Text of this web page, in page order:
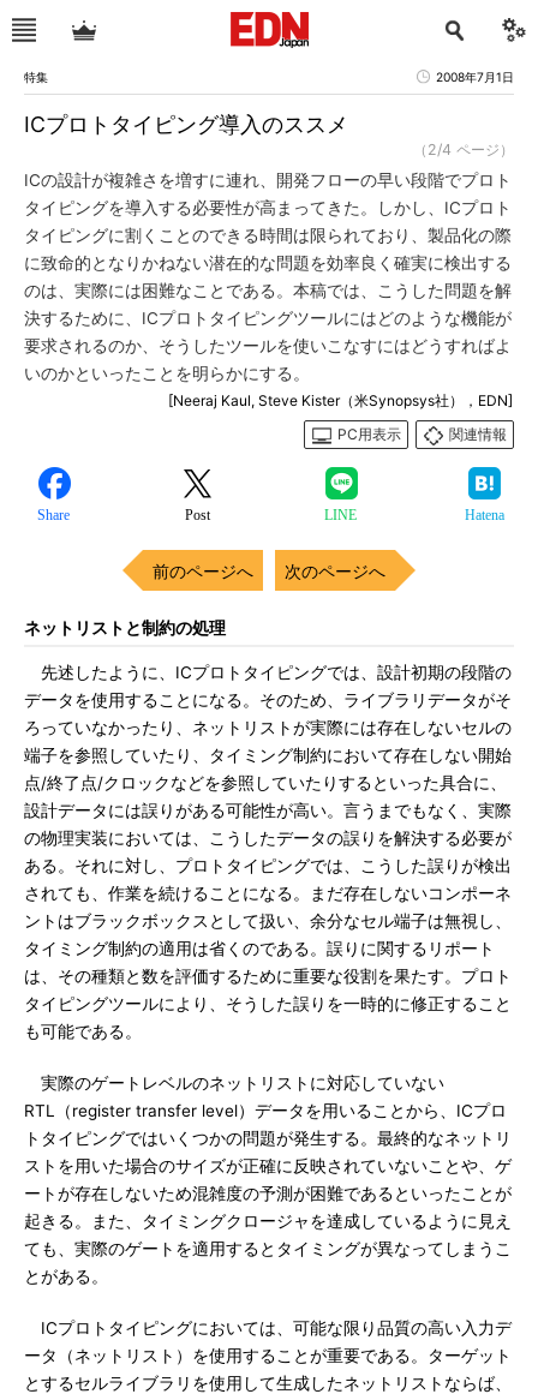
特集 2008年7月1日
ICプロトタイピング導入のススメ
（2/4 ページ）
ICの設計が複雑さを増すに連れ、開発フローの早い段階でプロト
タイピングを導入する必要性が高まってきた。しかし、ICプロト
タイピングに割くことのできる時間は限られており、製品化の際
に致命的となりかねない潜在的な問題を効率良く確実に検出する
のは、実際には困難なことである。本稿では、こうした問題を解
決するために、ICプロトタイピングツールにはどのような機能が
要求されるのか、そうしたツールを使いこなすにはどうすればよ
いのかといったことを明らかにする。
[Neeraj Kaul, Steve Kister（米Synopsys社），EDN]
PC用表示
関連情報
Share Post LINE Hatena
前のページへ 次のページへ
ネットリストと制約の処理
先述したように、ICプロトタイピングでは、設計初期の段階の
データを使用することになる。そのため、ライブラリデータがそ
ろっていなかったり、ネットリストが実際には存在しないセルの
端子を参照していたり、タイミング制約において存在しない開始
点/終了点/クロックなどを参照していたりするといった具合に、
設計データには誤りがある可能性が高い。言うまでもなく、実際
の物理実装においては、こうしたデータの誤りを解決する必要が
ある。それに対し、プロトタイピングでは、こうした誤りが検出
されても、作業を続けることになる。まだ存在しないコンポーネ
ントはブラックボックスとして扱い、余分なセル端子は無視し、
タイミング制約の適用は省くのである。誤りに関するリポート
は、その種類と数を評価するために重要な役割を果たす。プロト
タイピングツールにより、そうした誤りを一時的に修正すること
も可能である。
実際のゲートレベルのネットリストに対応していない
RTL（register transfer level）データを用いることから、ICプロ
トタイピングではいくつかの問題が発生する。最終的なネットリ
ストを用いた場合のサイズが正確に反映されていないことや、ゲ
ートが存在しないため混雑度の予測が困難であるといったことが
起きる。また、タイミングクロージャを達成しているように見え
ても、実際のゲートを適用するとタイミングが異なってしまうこ
とがある。
ICプロトタイピングにおいては、可能な限り品質の高い入力デ
ータ（ネットリスト）を使用することが重要である。ターゲット
とするセルライブラリを使用して生成したネットリストならば、